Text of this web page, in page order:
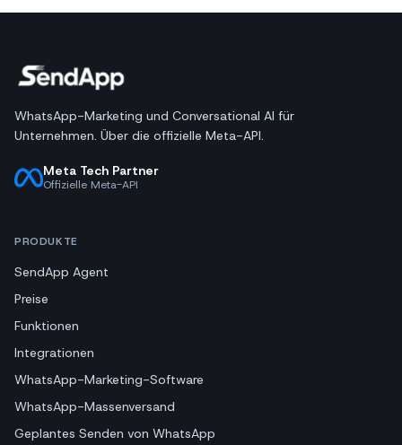
WhatsApp-Marketing und Conversational AI für
Unternehmen. Über die offizielle Meta-API.
Meta Tech Partner
Offizielle Meta-API
PRODUKTE
SendApp Agent
Preise
Funktionen
Integrationen
WhatsApp-Marketing-Software
WhatsApp-Massenversand
Geplantes Senden von WhatsApp